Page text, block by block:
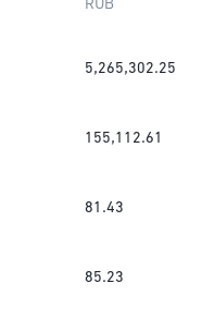
RUB
5,265,302.25
155,112.61
81.43
85.23